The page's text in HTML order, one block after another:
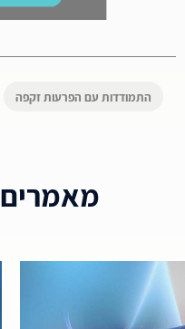
התמודדות עם הפרעות זקפה
מאמרים